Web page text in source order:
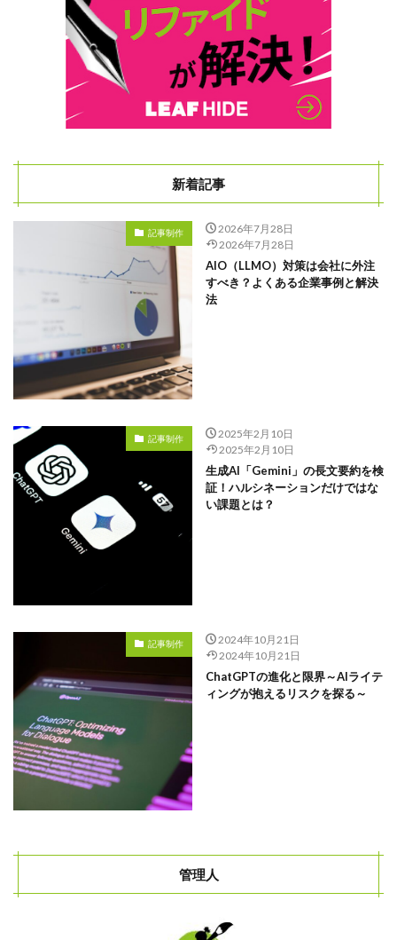
新着記事
記事制作
2026年7月28日
2026年7月28日
AIO（LLMO）対策は会社に外注
すべき？よくある企業事例と解決
法
記事制作
2025年2月10日
2025年2月10日
生成AI「Gemini」の長文要約を検
証！ハルシネーションだけではな
い課題とは？
記事制作
2024年10月21日
2024年10月21日
ChatGPTの進化と限界～AIライテ
ィングが抱えるリスクを探る～
管理人